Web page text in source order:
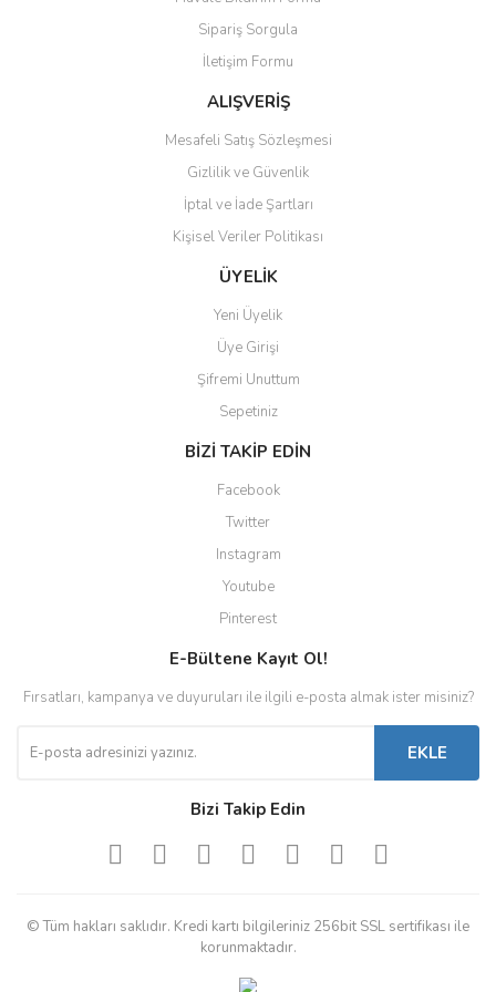
Ürün bilgilerinde hatalar bulunuyor.
Ürün fiyatı diğer sitelerden daha pahalı.
Bu ürüne benzer farklı alternatifler olmalı.
Gönder
Sipariş Sorgula
İletişim Formu
ALIŞVERİŞ
Mesafeli Satış Sözleşmesi
Gizlilik ve Güvenlik
İptal ve İade Şartları
Kişisel Veriler Politikası
ÜYELİK
Yeni Üyelik
Üye Girişi
Şifremi Unuttum
Sepetiniz
BİZİ TAKİP EDİN
Facebook
Twitter
Instagram
Youtube
Pinterest
E-Bültene Kayıt Ol!
Fırsatları, kampanya ve duyuruları ile ilgili e-posta almak ister misiniz?
EKLE
Bizi Takip Edin
© Tüm hakları saklıdır. Kredi kartı bilgileriniz 256bit SSL sertifikası ile
korunmaktadır.